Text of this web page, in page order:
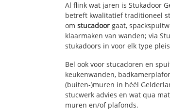
Al flink wat jaren is Stukadoor
betreft kwalitatief traditioneel
omstucadoor gaat,
klaarmaken van wanden; via
stukadoors in voor elk type
Bel ook voor stucadoren en
keukenwanden,
(buiten-)muren in héél
stucwerk advies en wat qua
muren en/of plafonds.